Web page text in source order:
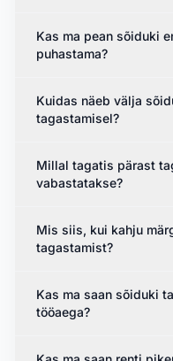
Kas ma pean sõiduki
puhastama?
Kuidas näeb välja
tagastamisel?
Millal tagatis pärast
vabastatakse?
Mis siis, kui kahju
tagastamist?
Kas ma saan sõiduki
tööaega?